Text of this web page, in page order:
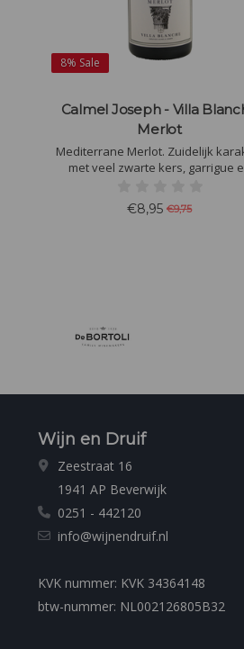
8% Sale
Calmel Joseph - Villa
Merlot
Mediterrane Merlot. Zuidelijk
met veel zwarte kers, garrigue
wat gegrilde vleesjes van de
€8,95 €9,75
Wijn en Druif
Zeestraat 16
1941 AP Beverwijk
0251 - 442120
info@wijnendruif.nl
KVK nummer: KVK 34364148
btw-nummer: NL002126805B32